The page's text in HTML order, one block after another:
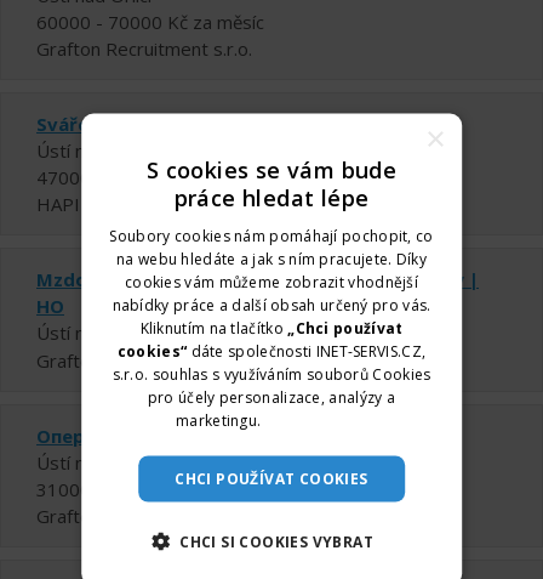
60000 - 70000 Kč za měsíc
Grafton Recruitment s.r.o.
Svářeč CO2 (až 54 800 Kč/měs.)
Ústí nad Orlicí
47000 - 54800 Kč za měsíc
HAPI s.r.o.
Mzdový/á účetní s přesahem do personalistiky |
HO
Ústí nad Orlicí
Grafton Recruitment s.r.o.
Оператор виробництва
Ústí nad Orlicí
31000 - 39000 Kč za měsíc
Grafton Recruitment s.r.o.
×
S cookies se vám bude
práce hledat lépe
Soubory cookies nám pomáhají pochopit, co
na webu hledáte a jak s ním pracujete. Díky
cookies vám můžeme zobrazit vhodnější
nabídky práce a další obsah určený pro vás.
Kliknutím na tlačítko
„Chci používat
cookies“ dáte společnosti INET-SERVIS.CZ,
s.r.o. souhlas s využíváním souborů Cookies
pro účely personalizace, analýzy a
marketingu.
CHCI POUŽÍVAT COOKIES
CHCI SI COOKIES VYBRAT